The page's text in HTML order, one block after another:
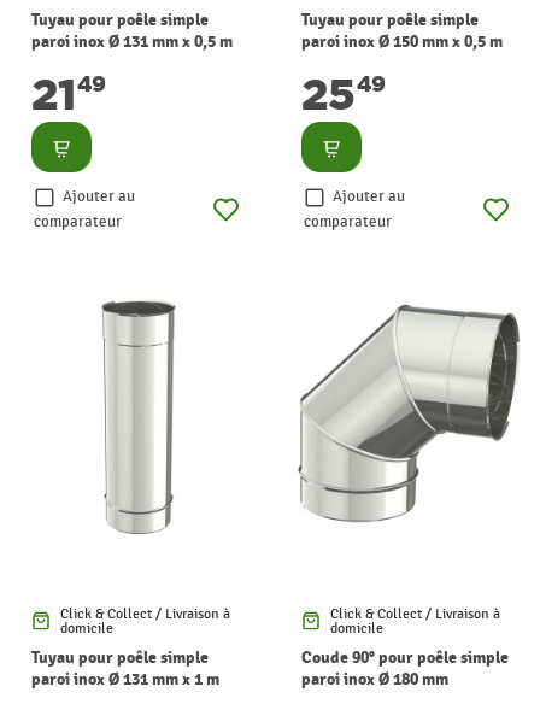
Tuyau pour poêle simple
paroi inox Ø 131 mm x 0,5 m
2149
Consulter
Ajouter au
comparateur
Tuyau pour poêle simple
paroi inox Ø 150 mm x 0,5 m
2549
Consulter
Ajouter au
comparateur
Click & Collect / Livraison à
domicile
Tuyau pour poêle simple
paroi inox Ø 131 mm x 1 m
Click & Collect / Livraison à
domicile
Coude 90° pour poêle simple
paroi inox Ø 180 mm